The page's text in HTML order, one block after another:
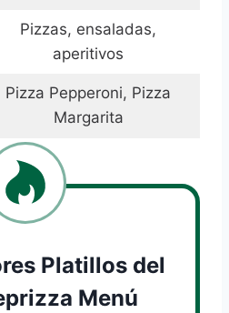
Pizzas, ensaladas,
aperitivos
Pizza Pepperoni, Pizza
Margarita
Platillos del
Menú